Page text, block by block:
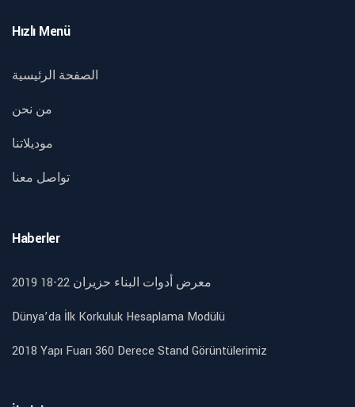
Hızlı Menü
الصفحة الرئيسية
من نحن
موديلاتنا
تواصل معنا
Haberler
2019 18-22 معرض أدوات البناء حزيران
Dünya’da İlk Korkuluk Hesaplama Modülü
2018 Yapı Fuarı 360 Derece Stand Görüntülerimiz